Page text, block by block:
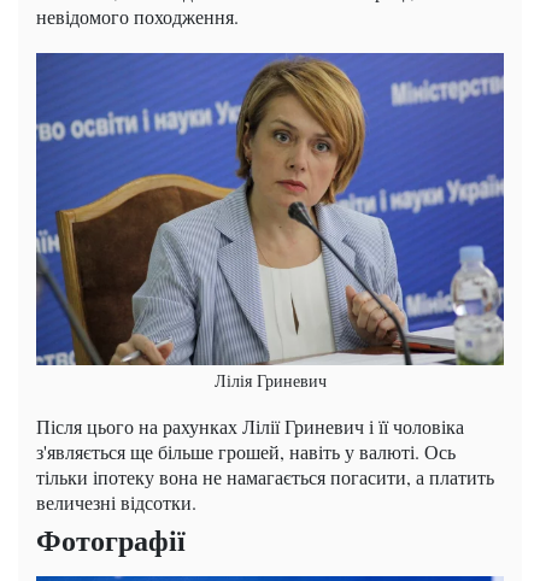
невідомого походження.
Лілія Гриневич
Після цього на рахунках Лілії Гриневич і її чоловіка
з'являється ще більше грошей, навіть у валюті. Ось
тільки іпотеку вона не намагається погасити, а платить
величезні відсотки.
Фотографії